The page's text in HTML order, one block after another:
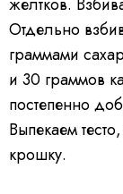
желтков.
Отдельно
граммами
и 30 граммов
постепенно
Выпекаем
крошку.